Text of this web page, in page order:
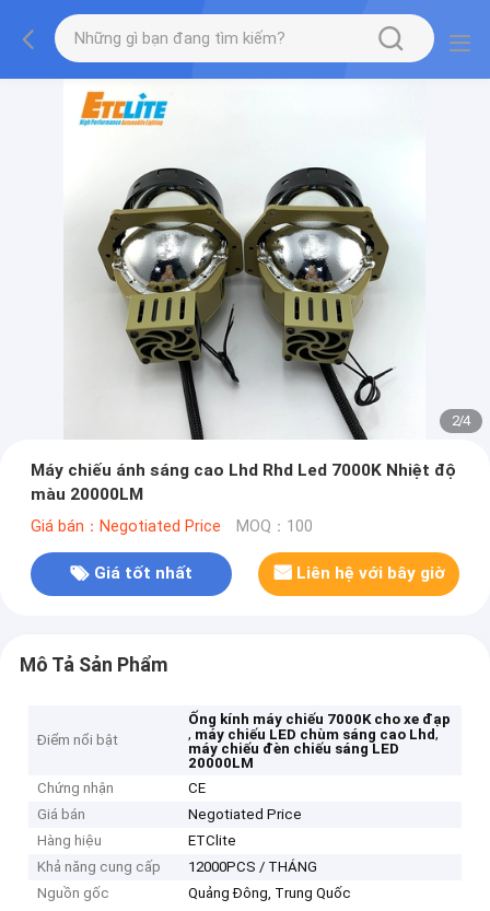
2/4
Máy chiếu ánh sáng cao Lhd Rhd Led 7000K Nhiệt độ
màu 20000LM
Giá bán：Negotiated Price MOQ：100
Giá tốt nhất Liên hệ với bây giờ
Mô Tả Sản Phẩm
Điểm nổi bật
Ống kính máy chiếu 7000K cho xe đạp
, máy chiếu LED chùm sáng cao Lhd,
máy chiếu đèn chiếu sáng LED
20000LM
Chứng nhận
CE
Giá bán
Negotiated Price
Hàng hiệu
ETClite
Khả năng cung cấp
12000PCS / THÁNG
Nguồn gốc
Quảng Đông, Trung Quốc